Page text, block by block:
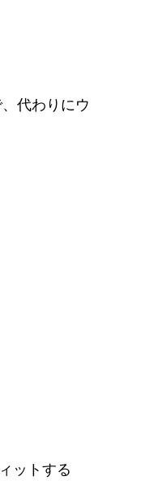
ットする